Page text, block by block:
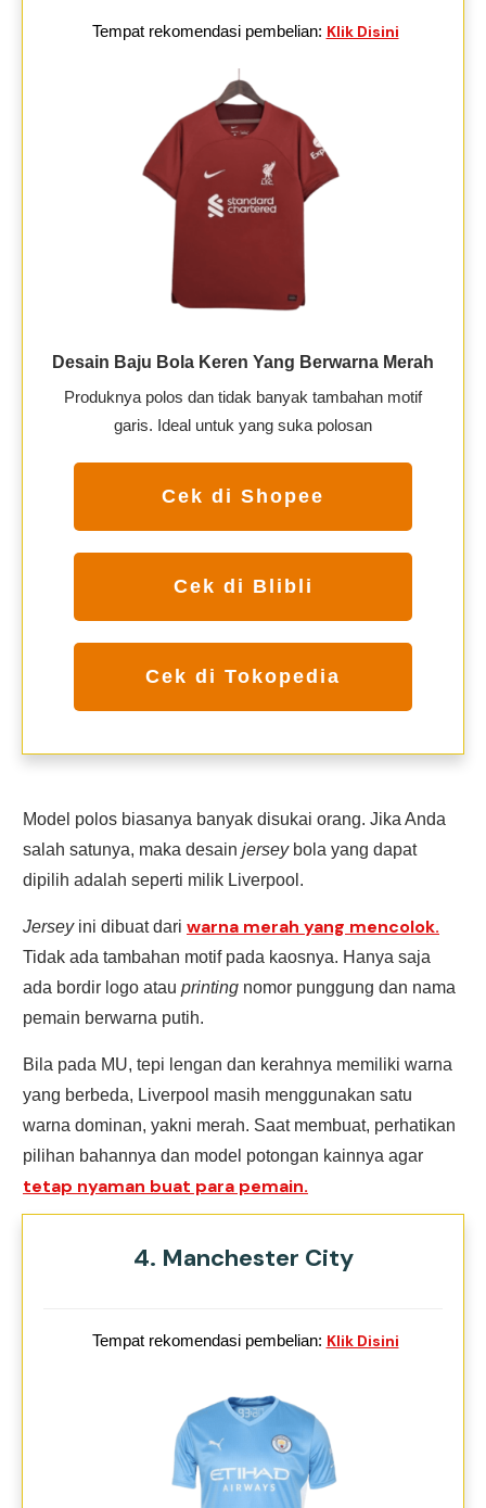
Tempat rekomendasi pembelian: Klik Disini
Desain Baju Bola Keren Yang Berwarna Merah
Produknya polos dan tidak banyak tambahan motif
garis. Ideal untuk yang suka polosan
Cek di Shopee
Cek di Blibli
Cek di Tokopedia
Model polos biasanya banyak disukai orang. Jika Anda
salah satunya, maka desain jerseybola yang dapat
dipilih adalah seperti milik Liverpool.
Jerseyini dibuat dari warna merah yang mencolok.
Tidak ada tambahan motif pada kaosnya. Hanya saja
ada bordir logo atau printing nomor punggung dan nama
pemain berwarna putih.
Bila pada MU, tepi lengan dan kerahnya memiliki warna
yang berbeda, Liverpool masih menggunakan satu
warna dominan, yakni merah. Saat membuat, perhatikan
pilihan bahannya dan model potongan kainnya agar
tetap nyaman buat para pemain.
4. Manchester City
Tempat rekomendasi pembelian: Klik Disini